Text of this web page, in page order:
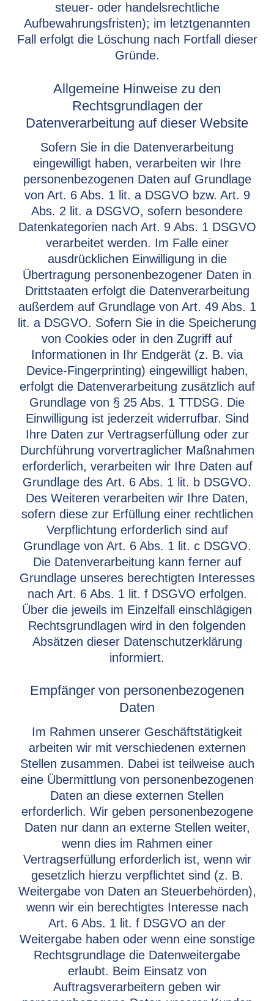
steuer- oder handelsrechtliche
Aufbewahrungsfristen); im letztgenannten
Fall erfolgt die Löschung nach Fortfall dieser
Gründe.
Allgemeine Hinweise zu den
Rechtsgrundlagen der
Datenverarbeitung auf dieser Website
Sofern Sie in die Datenverarbeitung
eingewilligt haben, verarbeiten wir Ihre
personenbezogenen Daten auf Grundlage
von Art. 6 Abs. 1 lit. a DSGVO bzw. Art. 9
Abs. 2 lit. a DSGVO, sofern besondere
Datenkategorien nach Art. 9 Abs. 1 DSGVO
verarbeitet werden. Im Falle einer
ausdrücklichen Einwilligung in die
Übertragung personenbezogener Daten in
Drittstaaten erfolgt die Datenverarbeitung
außerdem auf Grundlage von Art. 49 Abs. 1
lit. a DSGVO. Sofern Sie in die Speicherung
von Cookies oder in den Zugriff auf
Informationen in Ihr Endgerät (z. B. via
Device-Fingerprinting) eingewilligt haben,
erfolgt die Datenverarbeitung zusätzlich auf
Grundlage von § 25 Abs. 1 TTDSG. Die
Einwilligung ist jederzeit widerrufbar. Sind
Ihre Daten zur Vertragserfüllung oder zur
Durchführung vorvertraglicher Maßnahmen
erforderlich, verarbeiten wir Ihre Daten auf
Grundlage des Art. 6 Abs. 1 lit. b DSGVO.
Des Weiteren verarbeiten wir Ihre Daten,
sofern diese zur Erfüllung einer rechtlichen
Verpflichtung erforderlich sind auf
Grundlage von Art. 6 Abs. 1 lit. c DSGVO.
Die Datenverarbeitung kann ferner auf
Grundlage unseres berechtigten Interesses
nach Art. 6 Abs. 1 lit. f DSGVO erfolgen.
Über die jeweils im Einzelfall einschlägigen
Rechtsgrundlagen wird in den folgenden
Absätzen dieser Datenschutzerklärung
informiert.
Empfänger von personenbezogenen
Daten
Im Rahmen unserer Geschäftstätigkeit
arbeiten wir mit verschiedenen externen
Stellen zusammen. Dabei ist teilweise auch
eine Übermittlung von personenbezogenen
Daten an diese externen Stellen
erforderlich. Wir geben personenbezogene
Daten nur dann an externe Stellen weiter,
wenn dies im Rahmen einer
Vertragserfüllung erforderlich ist, wenn wir
gesetzlich hierzu verpflichtet sind (z. B.
Weitergabe von Daten an Steuerbehörden),
wenn wir ein berechtigtes Interesse nach
Art. 6 Abs. 1 lit. f DSGVO an der
Weitergabe haben oder wenn eine sonstige
Rechtsgrundlage die Datenweitergabe
erlaubt. Beim Einsatz von
Auftragsverarbeitern geben wir